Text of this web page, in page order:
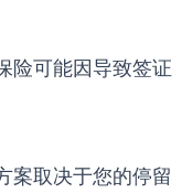
险可能因导致签证
案取决于您的停留